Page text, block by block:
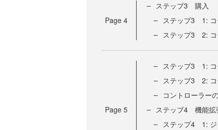
Page 4
ステップ3 購入
ステップ3 1: コ
ステップ3 2: コ
Page 5
ステップ3 1: コ
ステップ3 2: コ
コントローラー
ステップ4 機能拡
ステップ4 1: ジ